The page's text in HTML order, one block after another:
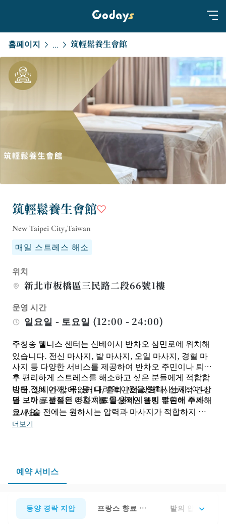
홈페이지 ... 筑輕鬆養生會館
筑輕鬆養生會館
New Taipei City,Taiwan
매일 스트레스 해소
위치
新北市板橋區三民路二段66號1樓
운영 시간
일요일 - 토요일 (12:00 - 24:00)
주칭송 웰니스 센터는 신베이시 반차오 삼민로에 위치해
있습니다. 전신 마사지, 발 마사지, 오일 마사지, 경혈 마
사지 등 다양한 서비스를 제공하여 반차오 주민이나 퇴근
후 편리하게 스트레스를 해소하고 싶은 분들에게 적합합
니다. 장시간 앉아 있거나, 출퇴근이 잦거나, 신체적 긴장
을 느끼는 분들은 마사지를 일상적인 웰빙 루틴에 추가해
보세요.
방문 전에 어깨, 목, 등, 다리의 이완을 원하시는지, 아니
면 보다 포괄적인 경혈 치료를 원하시는지 말씀해 주세
요. 시술 전에는 원하시는 압력과 마사지가 적합하지 않
은 부위를 알려주시면 테라피스트가 속도를 조절해 드립
더보기
예약 서비스
동양 경락 지압 프랑스 향료 오일 프레스발의 압력 완화